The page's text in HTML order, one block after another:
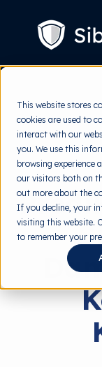
This website stores
cookies are used to
interact with our
you. We use this
browsing experience
our visitors both on
out more about the
If you decline, your
visiting this website.
to remember your
for
Harga
Resources
for
Tools Gratis
Tentang
Coba